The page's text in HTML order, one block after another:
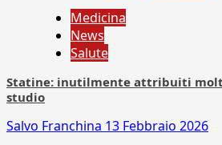
Medicina
News
Salute
Statine: inutilmente attribuiti
studio
Salvo Franchina 13 Febbraio 2026